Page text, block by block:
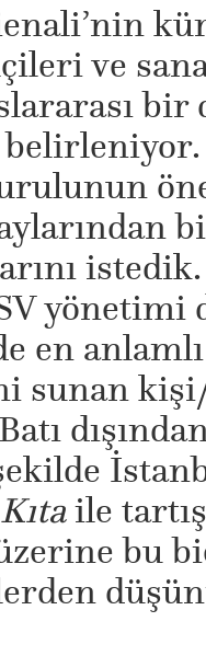
ve
bir
yönetimi
en
sunan
ile
bu